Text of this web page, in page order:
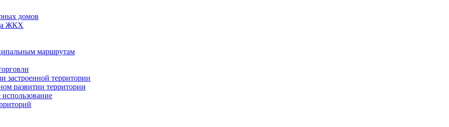
домов
ЖКХ
маршрутам
застроенной территории
развитии территории